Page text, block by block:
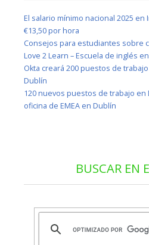
El salario mínimo nacional 2025 en
€13,50 por hora
Consejos para estudiantes sobre
Love 2 Learn – Escuela de inglés
Okta creará 200 puestos de
Dublín
120 nuevos puestos de trabajo en
oficina de EMEA en Dublín
BUSCAR EN